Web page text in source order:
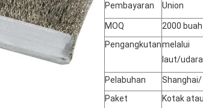
Pembayaran
Union
MOQ
2000 buah
Pengangkutanmelalui
laut/
Pelabuhan
Shanghai/
Paket
Kotak